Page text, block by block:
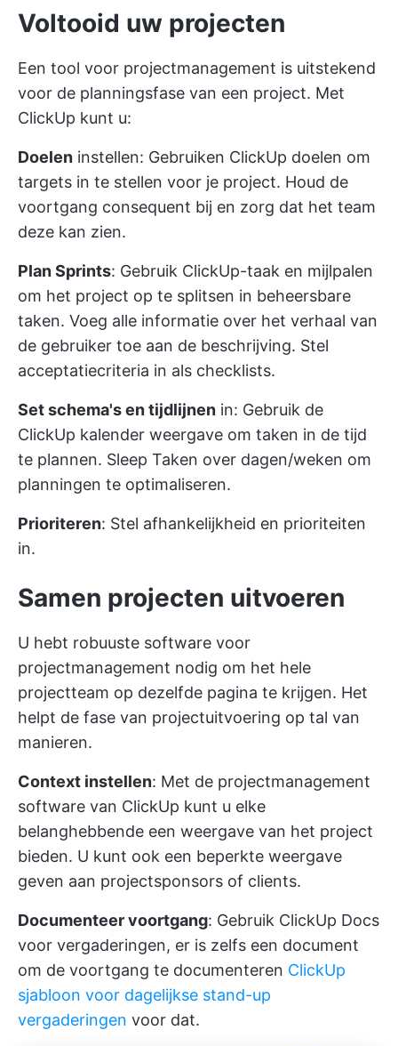
Voltooid uw projecten
Een tool voor projectmanagement is uitstekend
voor de planningsfase van een project. Met
ClickUp kunt u:
Doelen instellen: Gebruiken ClickUp doelen om
targets in te stellen voor je project. Houd de
voortgang consequent bij en zorg dat het team
deze kan zien.
Plan Sprints: Gebruik ClickUp-taak en mijlpalen
om het project op te splitsen in beheersbare
taken. Voeg alle informatie over het verhaal van
de gebruiker toe aan de beschrijving. Stel
acceptatiecriteria in als checklists.
Set schema's en tijdlijnen in: Gebruik de
ClickUp kalender weergave om taken in de tijd
te plannen. Sleep Taken over dagen/weken om
planningen te optimaliseren.
Prioriteren: Stel afhankelijkheid en prioriteiten
in.
Samen projecten uitvoeren
U hebt robuuste software voor
projectmanagement nodig om het hele
projectteam op dezelfde pagina te krijgen. Het
helpt de fase van projectuitvoering op tal van
manieren.
Context instellen: Met de projectmanagement
software van ClickUp kunt u elke
belanghebbende een weergave van het project
bieden. U kunt ook een beperkte weergave
geven aan projectsponsors of clients.
Documenteer voortgang: Gebruik ClickUp Docs
voor vergaderingen, er is zelfs een document
om de voortgang te documenteren ClickUp
sjabloon voor dagelijkse stand-up
vergaderingen voor dat.